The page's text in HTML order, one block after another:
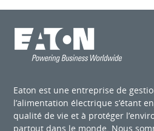
Eaton est une entreprise de
l’alimentation électrique s’étant
qualité de vie et à protéger
partout dans le monde. Nous